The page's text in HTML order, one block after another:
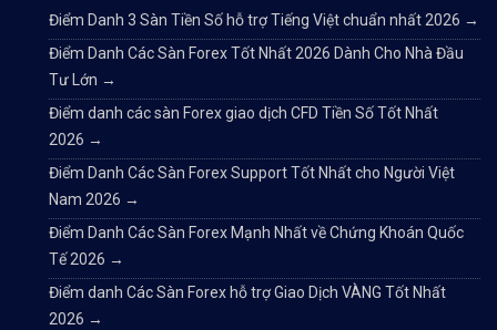
Điểm Danh 3 Sàn Tiền Số hỗ trợ Tiếng Việt chuẩn nhất 2026 →
Điểm Danh Các Sàn Forex Tốt Nhất 2026 Dành Cho Nhà Đầu
Tư Lớn →
Điểm danh các sàn Forex giao dịch CFD Tiền Số Tốt Nhất
2026 →
Điểm Danh Các Sàn Forex Support Tốt Nhất cho Người Việt
Nam 2026 →
Điểm Danh Các Sàn Forex Mạnh Nhất về Chứng Khoán Quốc
Tế 2026 →
Điểm danh Các Sàn Forex hỗ trợ Giao Dịch VÀNG Tốt Nhất
2026 →